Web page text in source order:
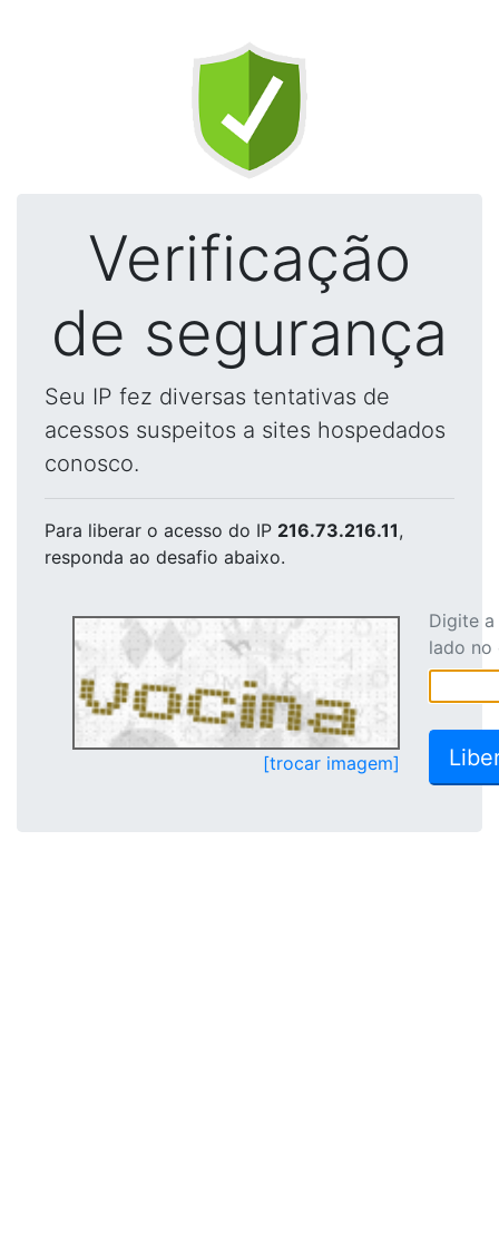
Verificação
de segurança
Seu IP fez diversas tentativas de
acessos suspeitos a sites hospedados
conosco.
Para liberar o acesso do IP 216.73.216.11,
responda ao desafio abaixo.
[trocar imagem]
Digite
lado no